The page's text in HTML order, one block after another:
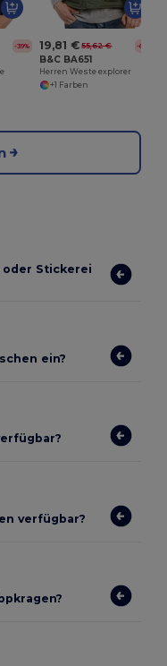
-39% 19,81 € 55,62 € -64%
B&C BA651
Herren Weste explorer
+1 Farben
Stickerei
ein?
verfügbar?